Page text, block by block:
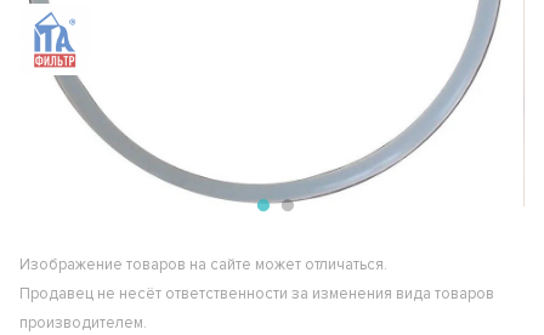
Изображение товаров на сайте может отличаться.
Продавец не несёт ответственности за изменения вида товаров
производителем.